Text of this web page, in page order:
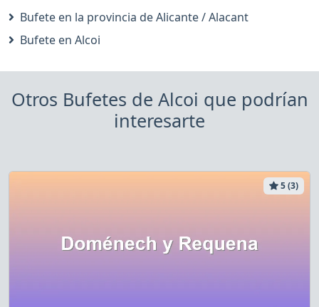
Bufete en la provincia de Alicante / Alacant
Bufete en Alcoi
Otros Bufetes de Alcoi que podrían
interesarte
5 (3)